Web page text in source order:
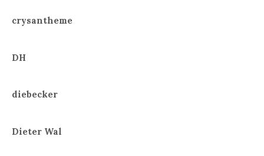
crysantheme
DH
diebecker
Dieter Wal